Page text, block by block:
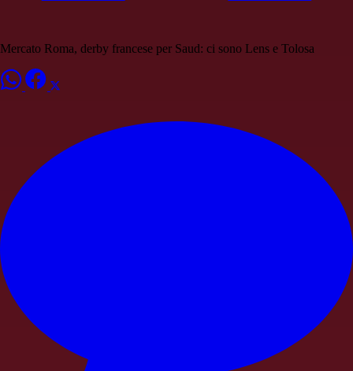
Mercato Roma, derby francese per Saud: ci sono Lens e Tolosa